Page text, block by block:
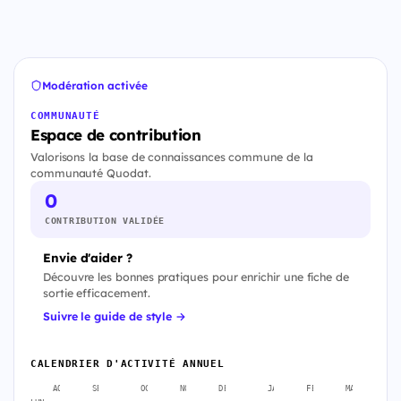
Modération activée
COMMUNAUTÉ
Espace de contribution
Valorisons la base de connaissances commune de la
communauté Quodat.
0
CONTRIBUTION VALIDÉE
Envie d'aider ?
Découvre les bonnes pratiques pour enrichir une fiche de
sortie efficacement.
Suivre le guide de style →
CALENDRIER D'ACTIVITÉ ANNUEL
AOÛT SEPT. OCT. NOV. DÉC. JANV. FÉVR. MARS